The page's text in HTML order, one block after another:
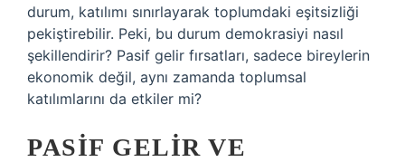
durum, katılımı sınırlayarak toplumdaki eşitsizliği
pekiştirebilir. Peki, bu durum demokrasiyi nasıl
şekillendirir? Pasif gelir fırsatları, sadece bireylerin
ekonomik değil, aynı zamanda toplumsal
katılımlarını da etkiler mi?
PASIF GELIR VE